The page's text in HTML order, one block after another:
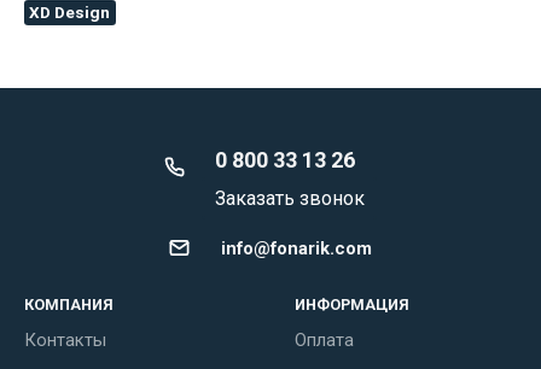
XD Design
0 800 33 13 26
Заказать звонок
info@fonarik.com
КОМПАНИЯ
Контакты
ИНФОРМАЦИЯ
Оплата